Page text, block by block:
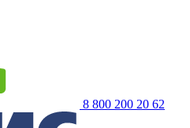
8 800 200 20 62